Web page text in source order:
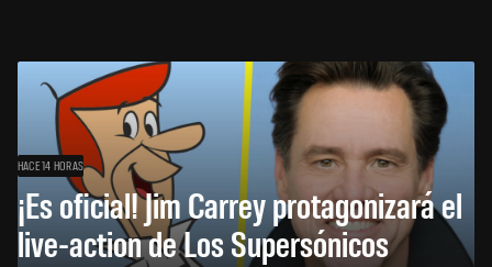
HACE 14 HORAS
¡Es oficial! Jim Carrey protagonizará el
live-action de Los Supersónicos